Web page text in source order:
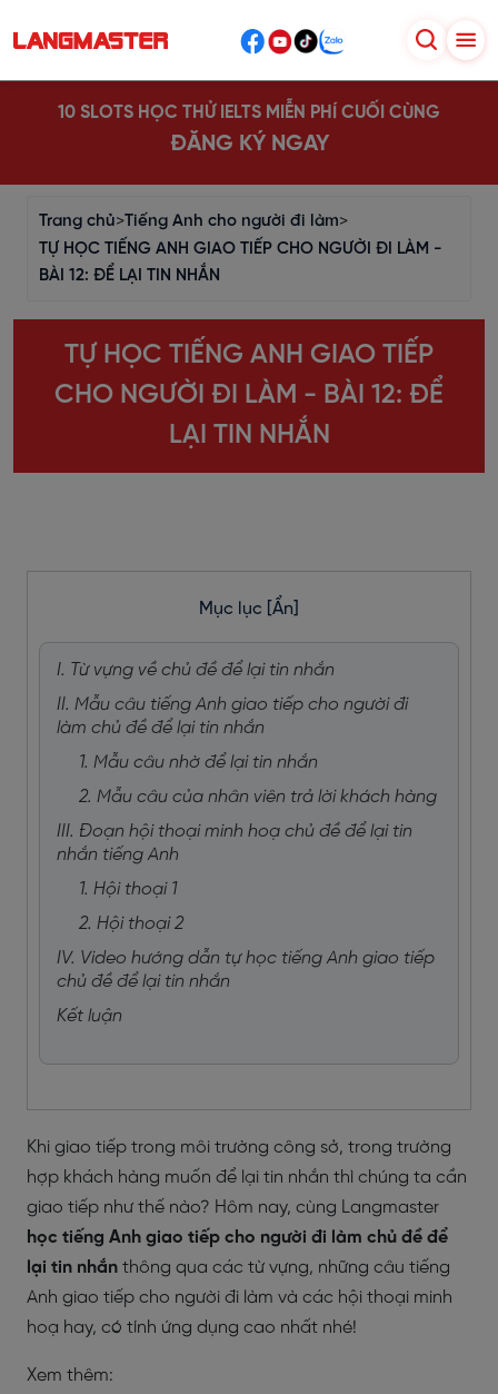
10 SLOTS HỌC THỬ IELTS MIỄN PHÍ CUỐI CÙNG
ĐĂNG KÝ NGAY
Trang chủ>Tiếng Anh cho người đi làm>
TỰ HỌC TIẾNG ANH GIAO TIẾP CHO NGƯỜI ĐI LÀM -
BÀI 12: ĐỂ LẠI TIN NHẮN
TỰ HỌC TIẾNG ANH GIAO TIẾP
CHO NGƯỜI ĐI LÀM - BÀI 12: ĐỂ
LẠI TIN NHẮN
Mục lục [Ẩn]
I. Từ vựng về chủ đề để lại tin nhắn
II. Mẫu câu tiếng Anh giao tiếp cho người đi
làm chủ đề để lại tin nhắn
1. Mẫu câu nhờ để lại tin nhắn
2. Mẫu câu của nhân viên trả lời khách hàng
III. Đoạn hội thoại minh hoạ chủ đề để lại tin
nhắn tiếng Anh
1. Hội thoại 1
2. Hội thoại 2
IV. Video hướng dẫn tự học tiếng Anh giao tiếp
chủ đề để lại tin nhắn
Kết luận
Khi giao tiếp trong môi trường công sở, trong trường
hợp khách hàng muốn để lại tin nhắn thì chúng ta cần
giao tiếp như thế nào? Hôm nay, cùng Langmaster
học tiếng Anh giao tiếp cho người đi làm chủ đề để
lại tin nhắn thông qua các từ vựng, những câu tiếng
Anh giao tiếp cho người đi làm và các hội thoại minh
hoạ hay, có tính ứng dụng cao nhất nhé!
Xem thêm: